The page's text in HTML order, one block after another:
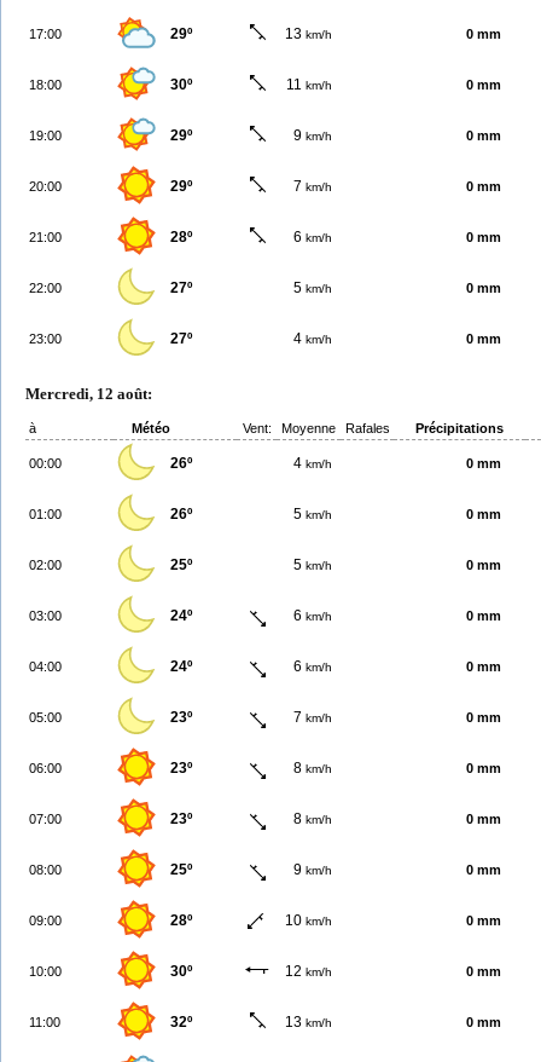
17:00 29º 13 km/h 0 mm
18:00 30º 11 km/h 0 mm
19:00 29º 9 km/h 0 mm
20:00 29º 7 km/h 0 mm
21:00 28º 6 km/h 0 mm
22:00 27º 5 km/h 0 mm
23:00 27º 4 km/h 0 mm
Mercredi, 12 août:
à Météo Vent: Moyenne Rafales Précipitations
00:00 26º 4 km/h 0 mm
01:00 26º 5 km/h 0 mm
02:00 25º 5 km/h 0 mm
03:00 24º 6 km/h 0 mm
04:00 24º 6 km/h 0 mm
05:00 23º 7 km/h 0 mm
06:00 23º 8 km/h 0 mm
07:00 23º 8 km/h 0 mm
08:00 25º 9 km/h 0 mm
09:00 28º 10 km/h 0 mm
10:00 30º 12 km/h 0 mm
11:00 32º 13 km/h 0 mm